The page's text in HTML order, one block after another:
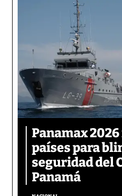
Panamax
países para
seguridad del
Panamá